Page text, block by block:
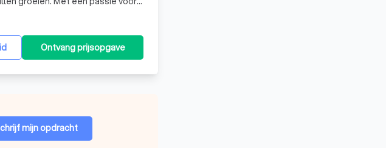
en webshops die doen
Ontvang prijsopgave
mijn opdracht